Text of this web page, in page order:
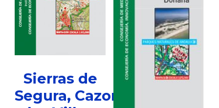
Sierras de
Segura, Cazorla y